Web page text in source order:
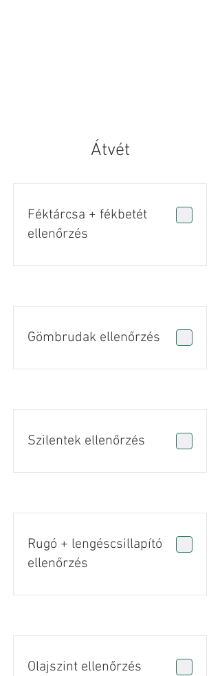
Átvét
Féktárcsa + fékbetét
ellenőrzés
Gömbrudak ellenőrzés
Szilentek ellenőrzés
Rugó + lengéscsillapító
ellenőrzés
Olajszint ellenőrzés